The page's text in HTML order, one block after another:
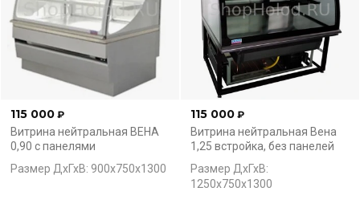
115 000 ₽
Витрина нейтральная ВЕНА
0,90 с панелями
Размер ДхГхВ: 900х750х1300
115 000 ₽
Витрина нейтральная Вена
1,25 встройка, без панелей
Размер ДхГхВ:
1250х750х1300